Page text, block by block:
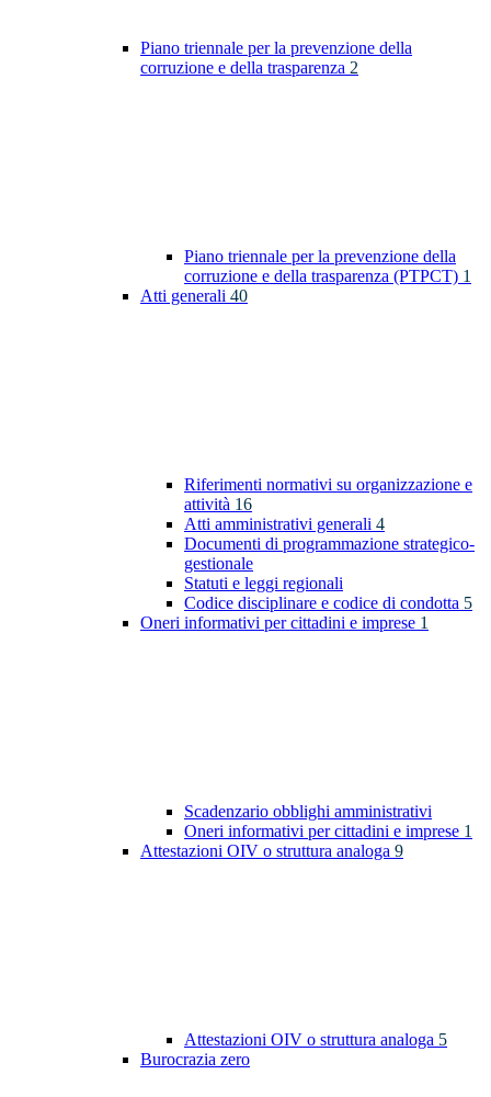
Piano triennale per la prevenzione della
corruzione e della trasparenza 2
Piano triennale per la prevenzione della
corruzione e della trasparenza (PTPCT) 1
Atti generali 40
Riferimenti normativi su organizzazione e
attività 16
Atti amministrativi generali 4
Documenti di programmazione strategico-
gestionale
Statuti e leggi regionali
Codice disciplinare e codice di condotta 5
Oneri informativi per cittadini e imprese 1
Scadenzario obblighi amministrativi
Oneri informativi per cittadini e imprese 1
Attestazioni OIV o struttura analoga 9
Attestazioni OIV o struttura analoga 5
Burocrazia zero